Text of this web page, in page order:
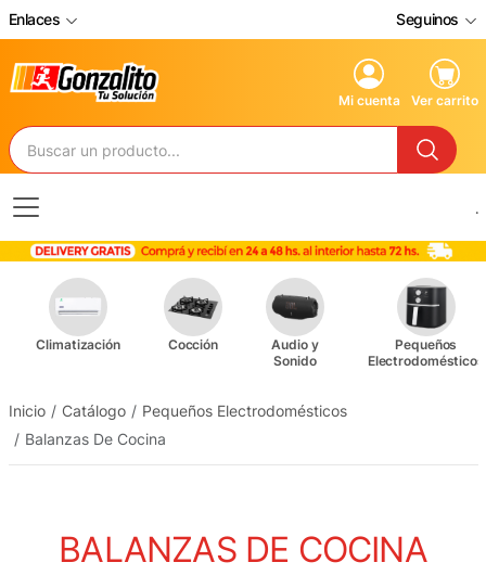
Enlaces Seguinos
Mi cuenta Ver carrito
.
Climatización Cocción
Audio y
Sonido
Pequeños
Electrodomésticos
Inicio Catálogo
Pequeños Electrodomésticos
Balanzas De Cocina
BALANZAS DE COCINA